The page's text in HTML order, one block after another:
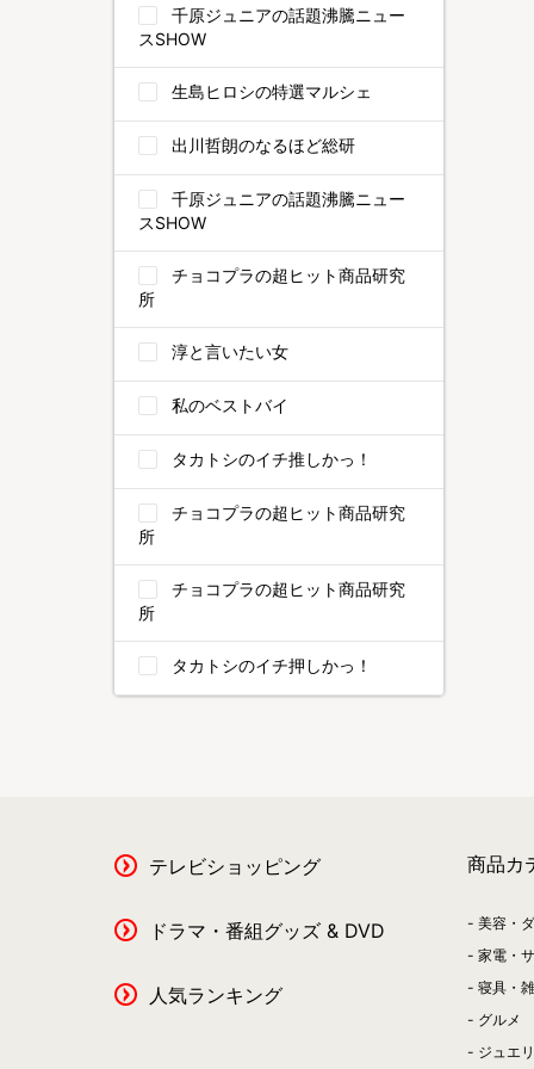
千原ジュニアの話題沸騰ニュー
スSHOW
生島ヒロシの特選マルシェ
出川哲朗のなるほど総研
千原ジュニアの話題沸騰ニュー
スSHOW
チョコプラの超ヒット商品研究
所
淳と言いたい女
私のベストバイ
タカトシのイチ推しかっ！
チョコプラの超ヒット商品研究
所
チョコプラの超ヒット商品研究
所
タカトシのイチ押しかっ！
テレビショッピング
ドラマ・番組グッズ & DVD
人気ランキング
商品カ
美容・
家電・
寝具・
グルメ
ジュエ